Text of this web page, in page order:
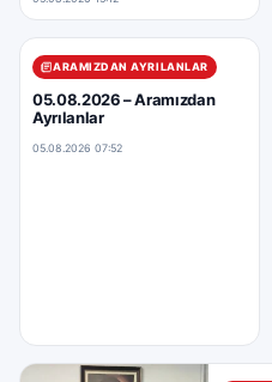
ARAMIZDAN AYRILANLAR
05.08.2026 – Aramızdan
Ayrılanlar
05.08.2026 07:52